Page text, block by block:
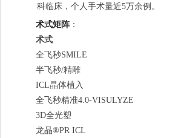
科临床，个人手术量近5万余例。
术式矩阵 ：
术式
全飞秒SMILE
半飞秒/精雕
ICL晶体植入
全飞秒精准4.0-VISULYZE
3D全光塑
龙晶®PR ICL